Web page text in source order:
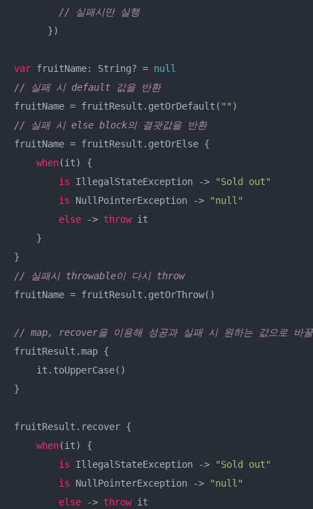
// 실패시만 실행
      })
var fruitName: String? = null
// 실패 시 default 값을 반환
fruitName = fruitResult.getOrDefault( ""
// 실패 시 else block의 결괏값을 반환
fruitName = fruitResult.getOrElse {
when(it) {
is IllegalStateException ->
"Sold out"
is NullPointerException ->
"null"
else -> throw it
    }
// 실패시 throwable이 다시 throw
fruitName = fruitResult.getOrThrow()
// map, recover을 이용해 성공과 실패 시 원하는 값으로 바
fruitResult.map {
    it.toUpperCase()
}
fruitResult.recover {
when(it) {
is IllegalStateException ->
"Sold out"
is NullPointerException ->
"null"
else -> throw it